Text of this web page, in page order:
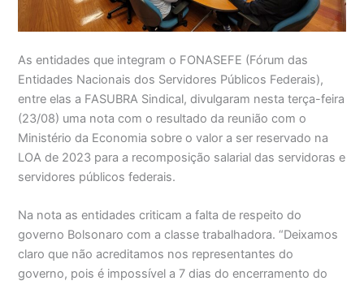
As entidades que integram o FONASEFE (Fórum das
Entidades Nacionais dos Servidores Públicos Federais),
entre elas a FASUBRA Sindical, divulgaram nesta terça-feira
(23/08) uma nota com o resultado da reunião com o
Ministério da Economia sobre o valor a ser reservado na
LOA de 2023 para a recomposição salarial das servidoras e
servidores públicos federais.
Na nota as entidades criticam a falta de respeito do
governo Bolsonaro com a classe trabalhadora. “Deixamos
claro que não acreditamos nos representantes do
governo, pois é impossível a 7 dias do encerramento do